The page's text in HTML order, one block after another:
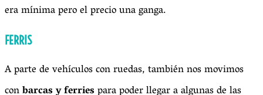
era mínima pero el precio una ganga.
FERRIS
A parte de vehículos con ruedas, también nos movimos